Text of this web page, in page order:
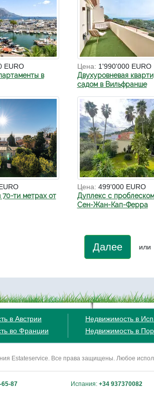
EURO
в
Цена: 1'990'000 EURO
Двухуровневая
садом в Вильфранше
ти метрах от
Цена: 499'000 EURO
Дуплекс с
Сен-Жан-Кап-Ферра
Далее или
в Австрии
во Франции
Недвижимость в
Недвижимость в
Estateservice. Все права защищены. Любое
65-87 Испания: +34 937370082